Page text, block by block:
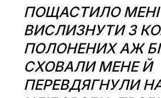
ПОЩАСТИЛО МЕНІ
ВИСЛИЗНУТИ З
ПОЛОНЕНИХ АЖ
СХОВАЛИ МЕНЕ Й
ПЕРЕВДЯГНУЛИ